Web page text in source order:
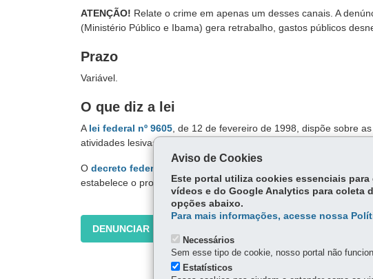
ATENÇÃO! Relate o crime em apenas um desses canais. A
(Ministério Público e Ibama) gera retrabalho, gastos públicos
Prazo
Variável.
O que diz a lei
A lei federal nº 9605 , de 12 de fevereiro de 1998, dispõe sobre
atividades lesivas ao meio ambiente.
O decreto federal nº 6.514
estabelece o processo administrativo federal para apuração
DENUNCIAR
Aviso de Cookies
Este portal utiliza cookies essenciais
vídeos e do Google Analytics para coleta
opções abaixo.
Para mais informações, acesse nossa
Necessários
Sem esse tipo de cookie, nosso portal não
Estatísticos